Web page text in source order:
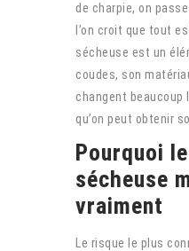
de charpie, on
l’on croit que tout
sécheuse est un
coudes, son
changent
qu’on peut obtenir
Pourquoi
sécheuse
vraiment
Le risque le plus